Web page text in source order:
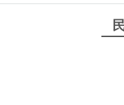
房間舒適，風